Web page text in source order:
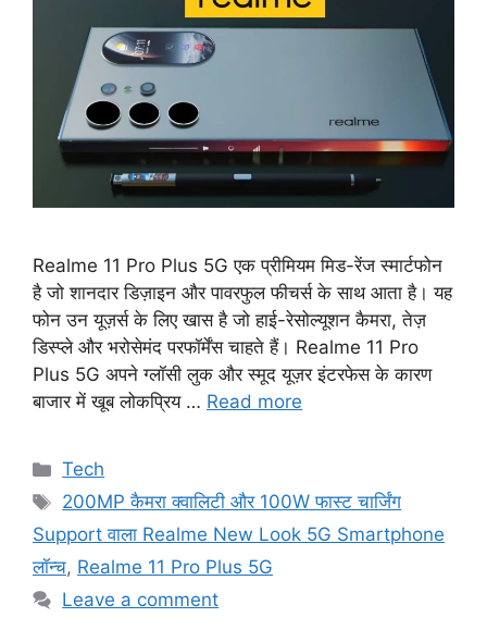
Realme 11 Pro Plus 5G एक प्रीमियम मिड-रेंज स्मार्टफोन
है जो शानदार डिज़ाइन और पावरफुल फीचर्स के साथ आता है। यह
फोन उन यूज़र्स के लिए खास है जो हाई-रेसोल्यूशन कैमरा, तेज़
डिस्प्ले और भरोसेमंद परफॉर्मेंस चाहते हैं। Realme 11 Pro
Plus 5G अपने ग्लॉसी लुक और स्मूद यूज़र इंटरफेस के कारण
बाजार में खूब लोकप्रिय … Read more
Categories
Tech
Tags
200MP कैमरा क्वालिटी और 100W फास्ट चार्जिंग
Support वाला Realme New Look 5G Smartphone
लॉन्च, Realme 11 Pro Plus 5G
Leave a comment